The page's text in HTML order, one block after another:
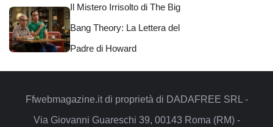
Il Mistero Irrisolto di The Big
Bang Theory: La Lettera del
Padre di Howard
Ffwebmagazine.it di proprietà di DADAFREE SRL -
Via Giovanni Guareschi 39, 00143 Roma (RM) -